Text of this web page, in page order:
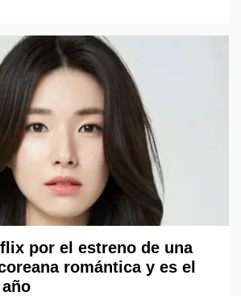
por el estreno de una
romántica y es el